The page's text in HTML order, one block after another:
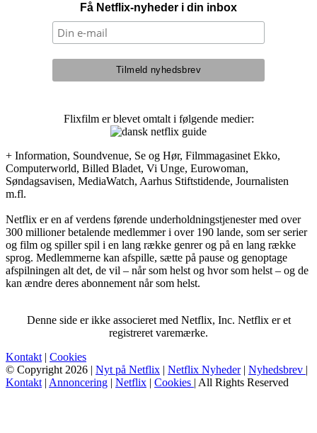
Få Netflix-nyheder i din inbox
Flixfilm er blevet omtalt i følgende medier:
+ Information, Soundvenue, Se og Hør, Filmmagasinet Ekko,
Computerworld, Billed Bladet, Vi Unge, Eurowoman,
Søndagsavisen, MediaWatch, Aarhus Stiftstidende, Journalisten
m.fl.
Netflix er en af verdens førende underholdningstjenester med over
300 millioner betalende medlemmer i over 190 lande, som ser serier
og film og spiller spil i en lang række genrer og på en lang række
sprog. Medlemmerne kan afspille, sætte på pause og genoptage
afspilningen alt det, de vil – når som helst og hvor som helst – og de
kan ændre deres abonnement når som helst.
Denne side er ikke associeret med Netflix, Inc. Netflix er et
registreret varemærke.
Kontakt | Cookies
© Copyright 2026 | Nyt på Netflix | Netflix Nyheder| Nyhedsbrev |
Kontakt | Annoncering | Netflix | Cookies | All Rights Reserved